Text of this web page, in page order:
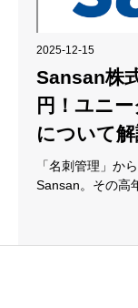
2025-12-15
Sansan株
円！ユニ
について解
「名刺管理」か
Sansan。その高